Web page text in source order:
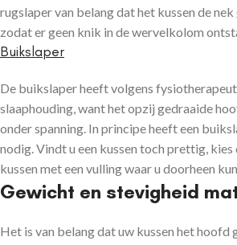
rugslaper van belang dat het kussen de
zodat er geen knik in de wervelkolom
Buikslaper
De buikslaper heeft volgens
slaaphouding, want het opzij gedraaide
onder spanning. In principe heeft een
nodig. Vindt u een kussen toch prettig, kies
kussen met een vulling waar u doorheen
Gewicht en stevigheid
Het is van belang dat uw kussen het hoofd